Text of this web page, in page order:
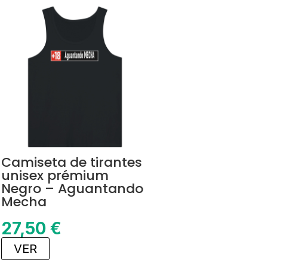
Camiseta de tirantes
unisex prémium
Negro – Aguantando
Mecha
27,50€
VER